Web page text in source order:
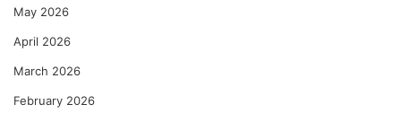
May 2026
April 2026
March 2026
February 2026